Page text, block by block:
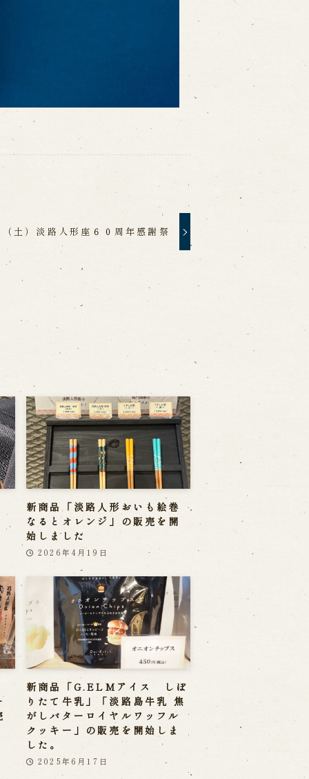
土）淡路人形座６０周年感謝祭
新商品「淡路人形おいも絵巻
なるとオレンジ」の販売を開
始しました
2026年4月19日
新商品「G.ELMアイス しぼ
りたて牛乳」「淡路島牛乳 焦
がしバターロイヤルワッフル
クッキー」の販売を開始しま
した。
2025年6月17日